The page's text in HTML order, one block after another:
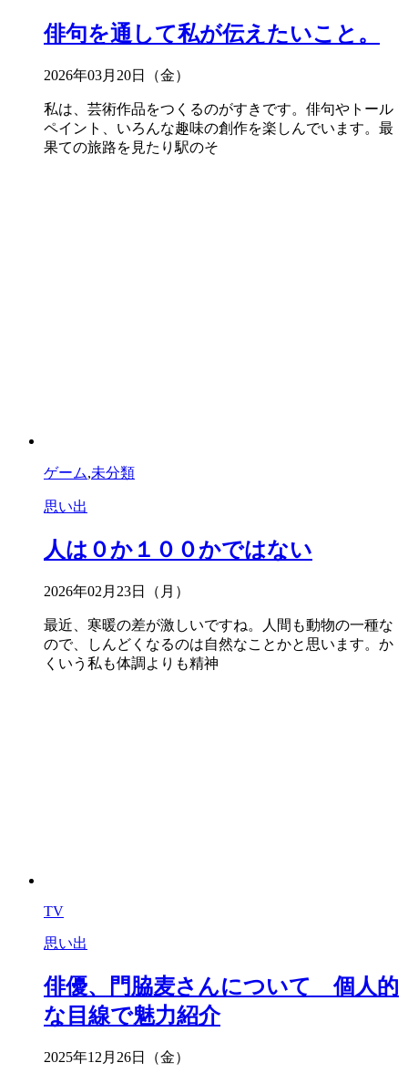
俳句を通して私が伝えたいこと。
2026年03月20日（金）
私は、芸術作品をつくるのがすきです。俳句やトール
ペイント、いろんな趣味の創作を楽しんでいます。最
果ての旅路を見たり駅のそ
ゲーム,未分類
思い出
人は０か１００かではない
2026年02月23日（月）
最近、寒暖の差が激しいですね。人間も動物の一種な
ので、しんどくなるのは自然なことかと思います。か
くいう私も体調よりも精神
TV
思い出
俳優、門脇麦さんについて 個人的
な目線で魅力紹介
2025年12月26日（金）